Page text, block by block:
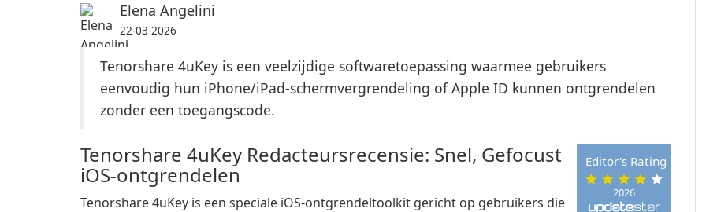
Elena Angelini
22-03-2026
Tenorshare 4uKey is een veelzijdige softwaretoepassing waarmee gebruikers
eenvoudig hun iPhone/iPad-schermvergrendeling of Apple ID kunnen ontgrendelen
zonder een toegangscode.
2026
Editor's Rating
Tenorshare 4uKey Redacteursrecensie: Snel, Gefocust
iOS-ontgrendelen
Tenorshare 4uKey is een speciale iOS-ontgrendeltoolkit gericht op gebruikers die